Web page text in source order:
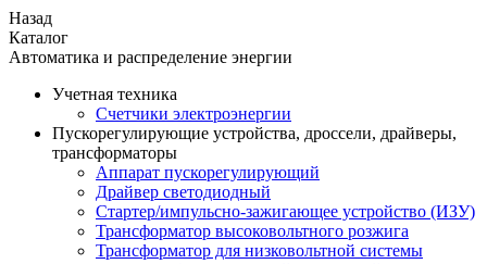
Назад
Каталог
Автоматика и распределение энергии
Учетная техника
Счетчики электроэнергии
Пускорегулирующие устройства, дроссели, драйверы,
трансформаторы
Аппарат пускорегулирующий
Драйвер светодиодный
Стартер/импульсно-зажигающее устройство (ИЗУ)
Трансформатор высоковольтного розжига
Трансформатор для низковольтной системы